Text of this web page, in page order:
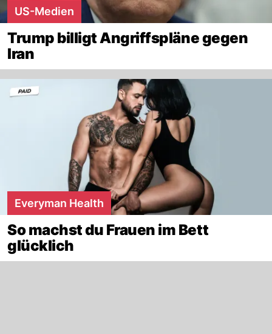
US-Medien
Trump billigt Angriffspläne gegen
Iran
Everyman Health
So machst du Frauen im Bett
glücklich